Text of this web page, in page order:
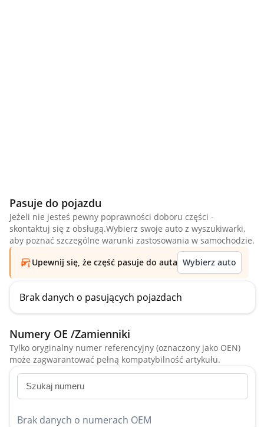
Pasuje do pojazdu
Jeżeli nie jesteś pewny poprawności doboru części -
skontaktuj się z obsługą.Wybierz swoje auto z wyszukiwarki,
aby poznać szczególne warunki zastosowania w samochodzie.
Upewnij się, że część pasuje do auta Wybierz auto
Brak danych o pasujących pojazdach
Numery OE /Zamienniki
Tylko oryginalny numer referencyjny (oznaczony jako OEN)
może zagwarantować pełną kompatybilność artykułu.
Brak danych o numerach OEM